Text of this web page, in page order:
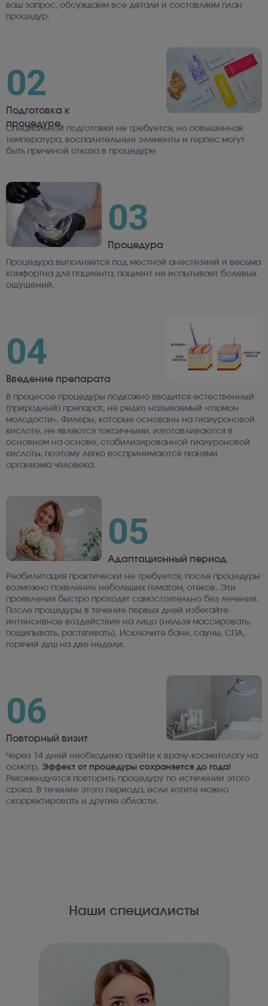
ваш запрос, обсуждаем все детали и составляем план
процедур.
02
Подготовка к
процедуре.
Специальной подготовки не требуется, но повышенная
температура, воспалительные элементы и герпес могут
быть причиной отказа в процедуре.
03
Процедура
Процедура выполняется под местной анестезией и весьма
комфортна для пациента, пациент не испытывает болевых
ощущений.
04
Введение препарата
В процессе процедуры подкожно вводится естественный
(природный) препарат, не редко называемый «гормон
молодости». Филеры, которые основаны на гиалуроновой
кислоте, не являются токсичными, изготавливаются в
основном на основе, стабилизированной гиалуроновой
кислоты, поэтому легко воспринимаются тканями
организма человека.
05
Адаптационный период
Реабилитация практически не требуется, после процедуры
возможно появление небольших гематом, отеков. Эти
проявления быстро проходят самостоятельно без лечения.
После процедуры в течение первых дней избегайте
интенсивное воздействие на лицо (нельзя массировать,
пощипывать, растягивать). Исключите бани, сауны, СПА,
горячий душ на две недели.
06
Повторный визит
Через 14 дней необходимо прийти к врачу-косметологу на
осмотр. Эффект от процедуры сохраняется до года!
Рекомендуется повторить процедуру по истечении этого
срока. В течение этого периода, если хотите можно
скорректировать и другие области.
Наши специалисты